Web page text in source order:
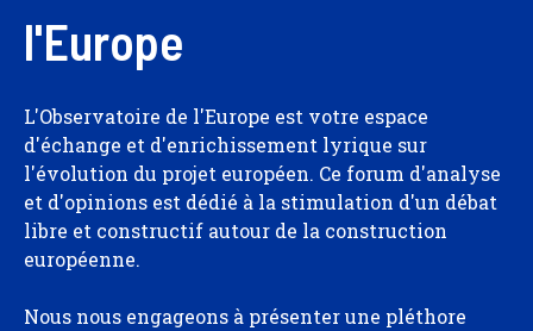
l'Europe
L'Observatoire de l'Europe est votre espace
d'échange et d'enrichissement lyrique sur
l'évolution du projet européen. Ce forum d'analyse
et d'opinions est dédié à la stimulation d'un débat
libre et constructif autour de la construction
européenne.
Nous nous engageons à présenter une pléthore